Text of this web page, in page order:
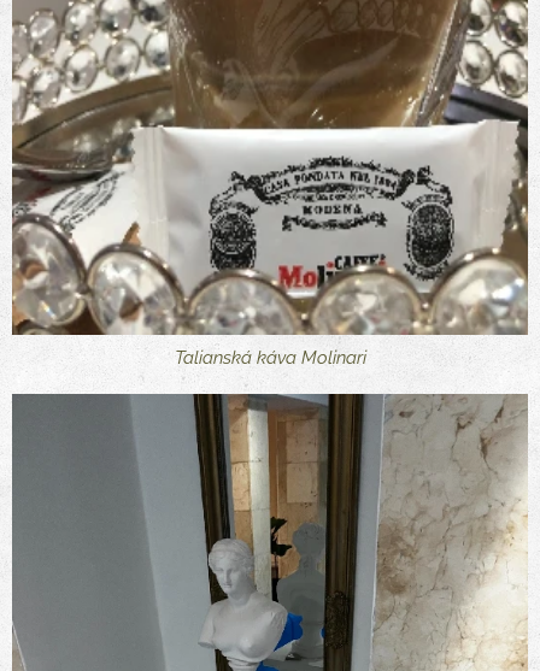
Talianská káva Molinari